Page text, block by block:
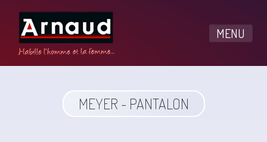
MENU
MEYER - PANTALON